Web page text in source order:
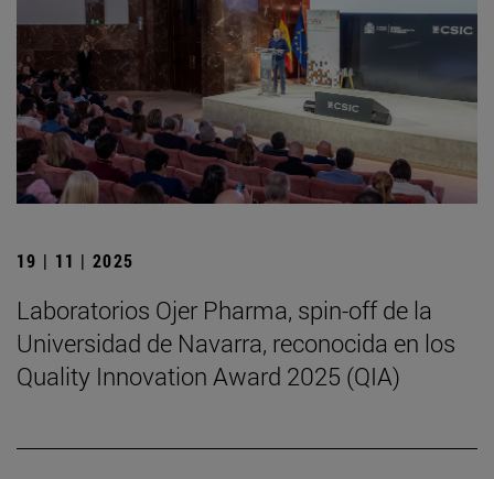
19 | 11 | 2025
Laboratorios Ojer Pharma, spin-off de la
Universidad de Navarra, reconocida en los
Quality Innovation Award 2025 (QIA)